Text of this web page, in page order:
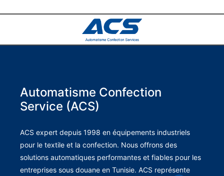
Automatisme Confection
Service (ACS)
ACS expert depuis 1998 en équipements industriels
pour le textile et la confection. Nous offrons des
solutions automatiques performantes et fiables pour les
entreprises sous douane en Tunisie. ACS représente